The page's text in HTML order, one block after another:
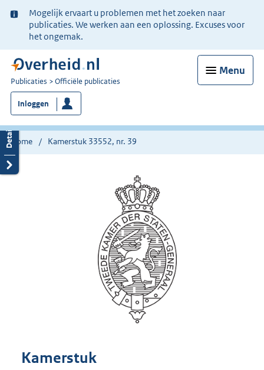
Ter
informatie:
Mogelijk ervaart u problemen met het zoeken naar
publicaties. We werken aan een oplossing. Excuses voor
het ongemak.
Menu
U
bent
nu
hier:
Publicaties Officiële publicaties
Inloggen
Home Kamerstuk 33552, nr. 39
Kamerstuk